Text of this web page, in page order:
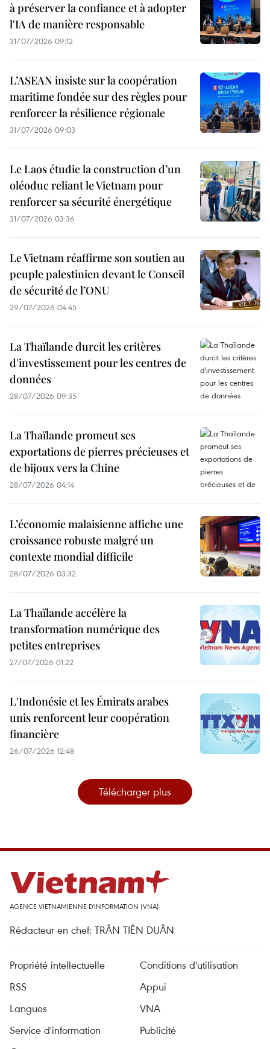
à préserver la confiance et à adopter
l'IA de manière responsable
31/07/2026 09:12
L’ASEAN insiste sur la coopération
maritime fondée sur des règles pour
renforcer la résilience régionale
31/07/2026 09:03
Le Laos étudie la construction d’un
oléoduc reliant le Vietnam pour
renforcer sa sécurité énergétique
31/07/2026 03:36
Le Vietnam réaffirme son soutien au
peuple palestinien devant le Conseil
de sécurité de l’ONU
29/07/2026 04:45
La Thaïlande durcit les critères
d'investissement pour les centres de
données
28/07/2026 09:35
La Thaïlande promeut ses
exportations de pierres précieuses et
de bijoux vers la Chine
28/07/2026 04:14
L’économie malaisienne affiche une
croissance robuste malgré un
contexte mondial difficile
28/07/2026 03:32
La Thaïlande accélère la
transformation numérique des
petites entreprises
27/07/2026 01:22
L'Indonésie et les Émirats arabes
unis renforcent leur coopération
financière
26/07/2026 12:48
Télécharger plus
AGENCE VIETNAMIENNE D'INFORMATION (VNA)
Rédacteur en chef: TRÂN TIÊN DUÂN
Propriété intellectuelle
Conditions d'utilisation
RSS
Appui
Langues
VNA
Service d'information
Publicité